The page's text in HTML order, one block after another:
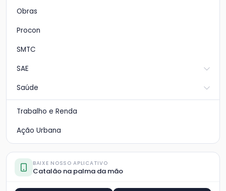
Obras
Procon
SMTC
SAE
Saúde
Trabalho e Renda
Ação Urbana
BAIXE NOSSO APLICATIVO
Catalão na palma da mão